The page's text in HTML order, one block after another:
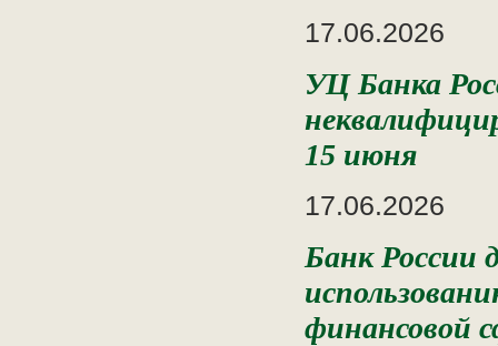
17.06.2026
УЦ Банка
15 июня
17.06.2026
Банк России
финансовой